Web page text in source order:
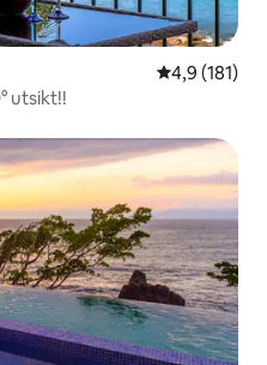
4,9 av 5 i
4,9 (181)
utsikt!!